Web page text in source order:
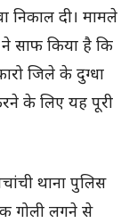
निकाल दी। मामले
साफ किया है कि
जिले के दुग्धा
के लिए यह पूरी
थाना पुलिस
गोली लगने से